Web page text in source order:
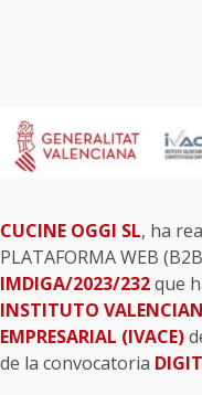
CUCINE OGGI SL, ha
PLATAFORMA WEB
IMDIGA/2023/232que
INSTITUTO
EMPRESARIAL (IVACE)
de la convocatoria